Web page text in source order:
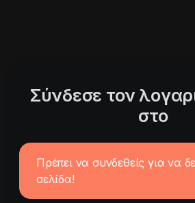
Σύνδεσε τον
στο
Πρέπει να συνδεθείς για να
σελίδα!